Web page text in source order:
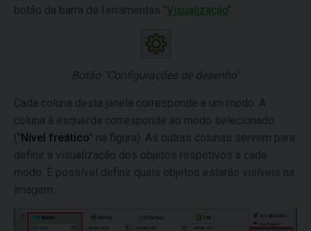
botão da barra de ferramentas "Visualização".
Botão "Configurações de desenho"
Cada coluna desta janela corresponde a um modo. A
coluna à esquerda corresponde ao modo selecionado
("Nível freático" na figura). As outras colunas servem para
definir a visualização dos objetos respetivos a cada
modo. É possível definir quais objetos estarão visíveis na
imagem.